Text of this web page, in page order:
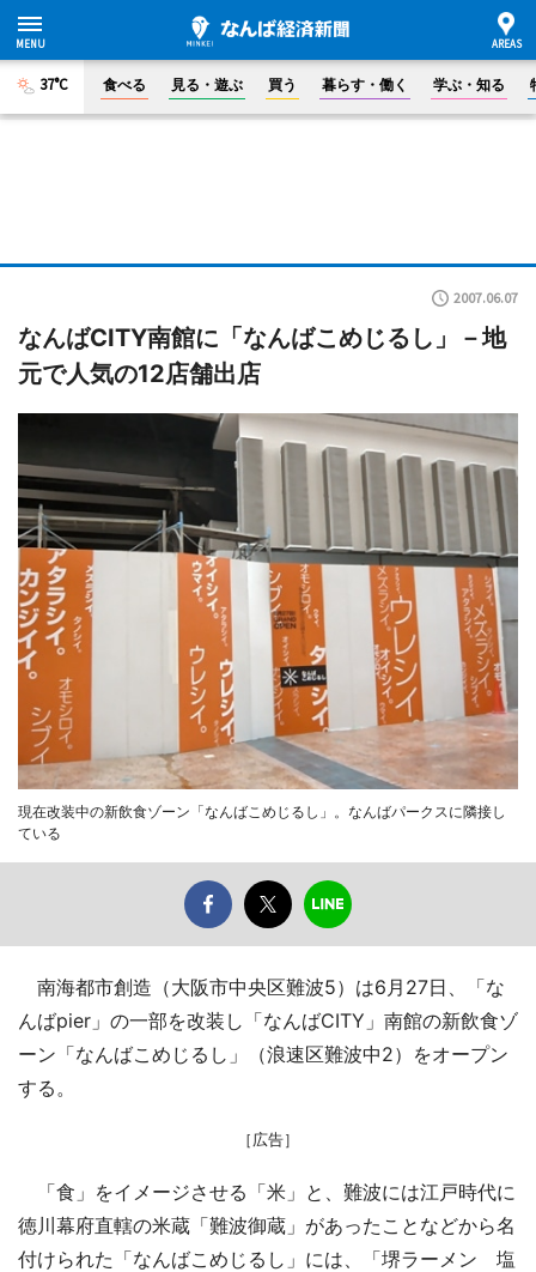
37°C 食べる 見る・遊ぶ 買う 暮らす・働く 学ぶ・知る
2007.06.07
なんばCITY南館に「なんばこめじるし」－地
元で人気の12店舗出店
現在改装中の新飲食ゾーン「なんばこめじるし」。なんばパークスに隣接し
ている
南海都市創造（大阪市中央区難波5）は6月27日、「な
んばpier」の一部を改装し「なんばCITY」南館の新飲食ゾ
ーン「なんばこめじるし」（浪速区難波中2）をオープン
する。
［広告］
「食」をイメージさせる「米」と、難波には江戸時代に
徳川幕府直轄の米蔵「難波御蔵」があったことなどから名
付けられた「なんばこめじるし」には、「堺ラーメン 塩